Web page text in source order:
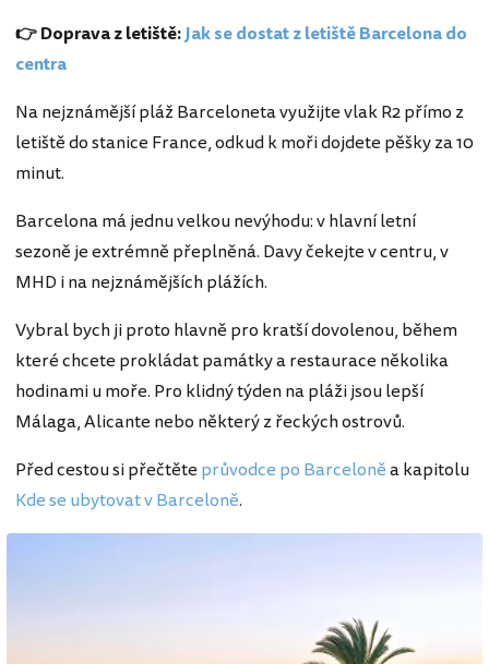
👉 Doprava z letiště:Jak se dostat z letiště Barcelona do
centra
Na nejznámější pláž Barceloneta využijte vlak R2 přímo z
letiště do stanice France, odkud k moři dojdete pěšky za 10
minut.
Barcelona má jednu velkou nevýhodu: v hlavní letní
sezoně je extrémně přeplněná. Davy čekejte v centru, v
MHD i na nejznámějších plážích.
Vybral bych ji proto hlavně pro kratší dovolenou, během
které chcete prokládat památky a restaurace několika
hodinami u moře. Pro klidný týden na pláži jsou lepší
Málaga, Alicante nebo některý z řeckých ostrovů.
Před cestou si přečtěte průvodce po Barceloněa kapitolu
Kde se ubytovat v Barceloně.